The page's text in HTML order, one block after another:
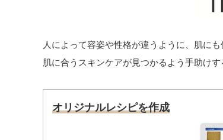
人によって容姿や性格が違うように、肌に
肌に合うスキンケアが見つかるよう手助けす
オリジナルレシピを作成